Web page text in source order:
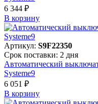
6 344 ₽
В корзинy
Артикул: S9F22350
Срок поставки: 2 дня
Автоматический
Systeme9
6 051 ₽
В корзинy